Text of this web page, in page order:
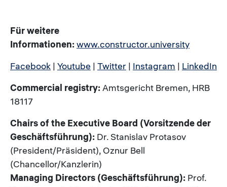
Für weitere
Informationen:www.constructor.university
Facebook | Youtube | Twitter | Instagram | LinkedIn
Commercial registry:Amtsgericht Bremen, HRB
18117
Chairs of the Executive Board (Vorsitzende der
Geschäftsführung): Dr. Stanislav Protasov
(President/Präsident), Oznur Bell
(Chancellor/Kanzlerin)
Managing Directors (Geschäftsführung): Prof.